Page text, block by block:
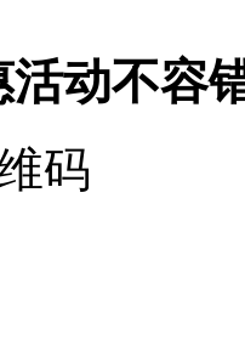
动不容
码